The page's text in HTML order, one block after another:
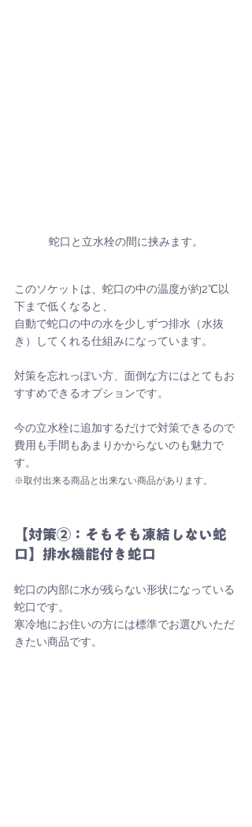
蛇口と立水栓の間に挟みます。
このソケットは、蛇口の中の温度が約2℃以
下まで低くなると、
自動で蛇口の中の水を少しずつ排水（水抜
き）してくれる仕組みになっています。
対策を忘れっぽい方、面倒な方にはとてもお
すすめできるオプションです。
今の立水栓に追加するだけで対策できるので
費用も手間もあまりかからないのも魅力で
す。
※取付出来る商品と出来ない商品があります。
【対策②：そもそも凍結しない蛇
口】排水機能付き蛇口
蛇口の内部に水が残らない形状になっている
蛇口です。
寒冷地にお住いの方には標準でお選びいただ
きたい商品です。